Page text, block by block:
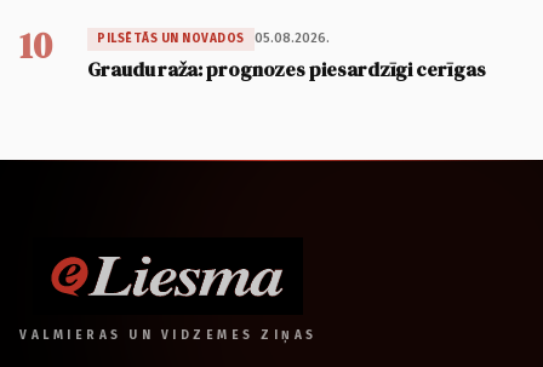
10 PILSĒTĀS UN NOVADOS 05.08.2026.
Graudu raža: prognozes piesardzīgi cerīgas
VALMIERAS UN VIDZEMES ZIŅAS